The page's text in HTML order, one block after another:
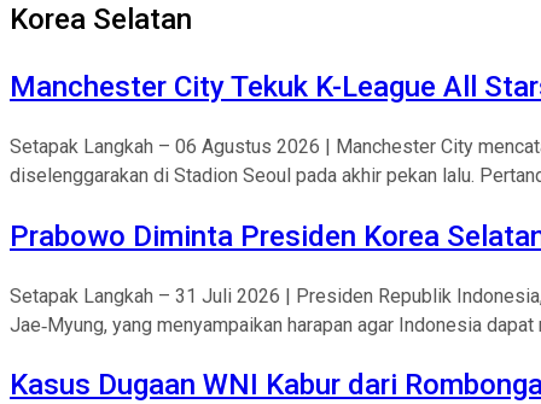
Korea Selatan
Manchester City Tekuk K-League All
Setapak Langkah – 06 Agustus 2026 | Manchester City
diselenggarakan di Stadion Seoul pada akhir pekan lalu.
Prabowo Diminta Presiden Korea
Setapak Langkah – 31 Juli 2026 | Presiden Republik
Jae‑Myung, yang menyampaikan harapan agar Indonesia dapat
Kasus Dugaan WNI Kabur dari